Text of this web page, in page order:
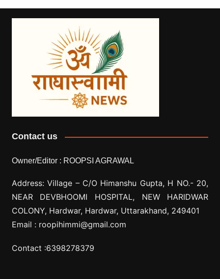
Contact us
Owner/Editor : ROOPSI AGRAWAL
Address: Village – C/O Himanshu Gupta, H NO.- 20,
NEAR DEVBHOOMI HOSPITAL, NEW HARIDWAR
COLONY, Hardwar, Hardwar, Uttarakhand, 249401
Email : roopihimmi@gmail.com
Contact :6398278379